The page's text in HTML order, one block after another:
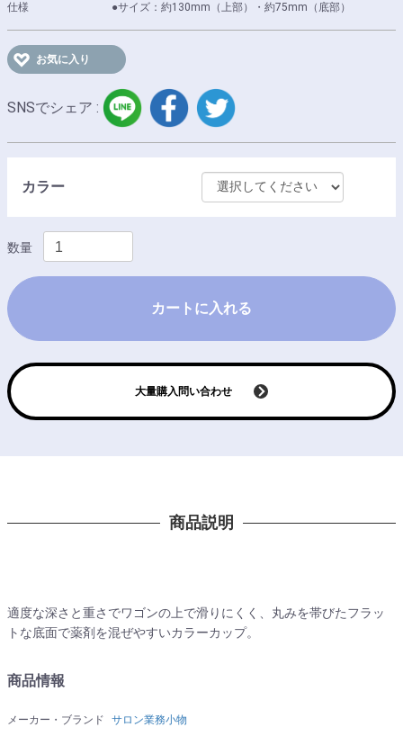
仕様 ●サイズ：約130mm（上部）・約75mm（底部）
お気に入り
SNSでシェア :
LINE facebook
カラー
数量
カートに入れる
大量購入問い合わせ
商品説明
適度な深さと重さでワゴンの上で滑りにくく、丸みを帯びたフラッ
トな底面で薬剤を混ぜやすいカラーカップ。
商品情報
メーカー・ブランド サロン業務小物